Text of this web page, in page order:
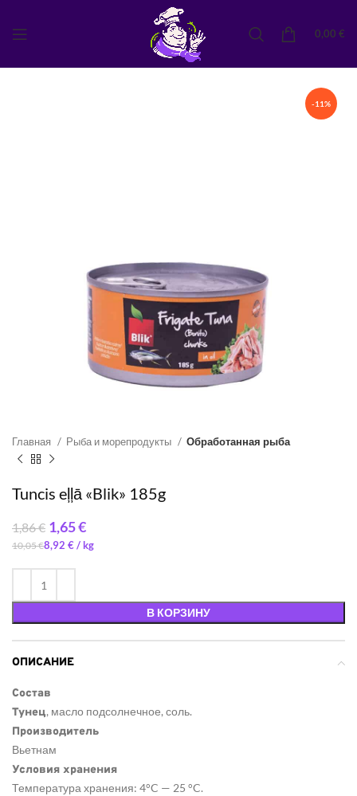
0,00 €
-11%
Главная Рыба и морепродукты Обработанная рыба
Tuncis eļļā «Blik» 185g
1,86€ 1,65€
10,05€8,92 €/
В КОРЗИНУ
ОПИСАНИЕ
Состав
Тунец, масло подсолнечное, соль.
Производитель
Вьетнам
Условия хранения
Температура хранения: 4°C — 25 °C.